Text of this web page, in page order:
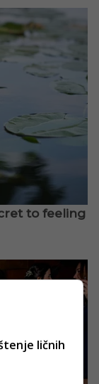
ličnih